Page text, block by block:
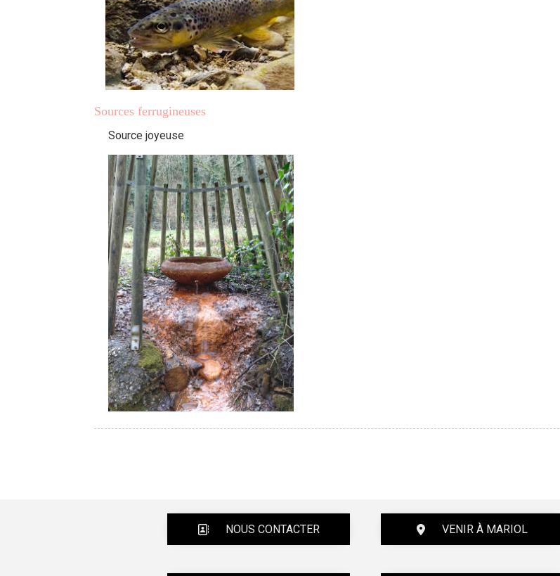
Sources ferrugineuses
Source joyeuse
NOUS CONTACTER VENIR À MARIOL